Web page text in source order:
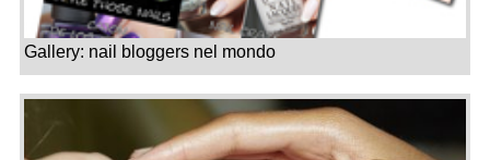
Gallery: nail bloggers nel mondo